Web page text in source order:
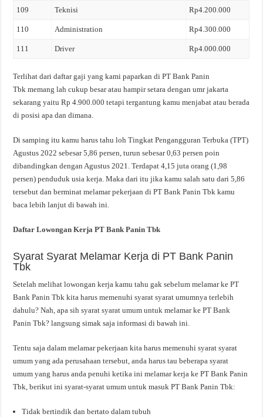
109 Teknisi Rp4.200.000
110 Administration Rp4.300.000
111 Driver Rp4.000.000
Terlihat dari daftar gaji yang kami paparkan di PT Bank Panin
Tbk memang lah cukup besar atau hampir setara dengan umr jakarta
sekarang yaitu Rp 4.900.000 tetapi tergantung kamu menjabat atau berada
di posisi apa dan dimana.
Di samping itu kamu harus tahu loh Tingkat Pengangguran Terbuka (TPT)
Agustus 2022 sebesar 5,86 persen, turun sebesar 0,63 persen poin
dibandingkan dengan Agustus 2021. Terdapat 4,15 juta orang (1,98
persen) penduduk usia kerja. Maka dari itu jika kamu salah satu dari 5,86
tersebut dan berminat melamar pekerjaan di PT Bank Panin Tbk kamu
baca lebih lanjut di bawah ini.
Daftar Lowongan Kerja PT Bank Panin Tbk
Syarat Syarat Melamar Kerja di PT Bank Panin
Tbk
Setelah melihat lowongan kerja kamu tahu gak sebelum melamar ke PT
Bank Panin Tbk kita harus memenuhi syarat syarat umumnya terlebih
dahulu? Nah, apa sih syarat syarat umum untuk melamar ke PT Bank
Panin Tbk? langsung simak saja informasi di bawah ini.
Tentu saja dalam melamar pekerjaan kita harus memenuhi syarat syarat
umum yang ada perusahaan tersebut, anda harus tau beberapa syarat
umum yang harus anda penuhi ketika ini melamar kerja ke PT Bank Panin
Tbk, berikut ini syarat-syarat umum untuk masuk PT Bank Panin Tbk:
Tidak bertindik dan bertato dalam tubuh